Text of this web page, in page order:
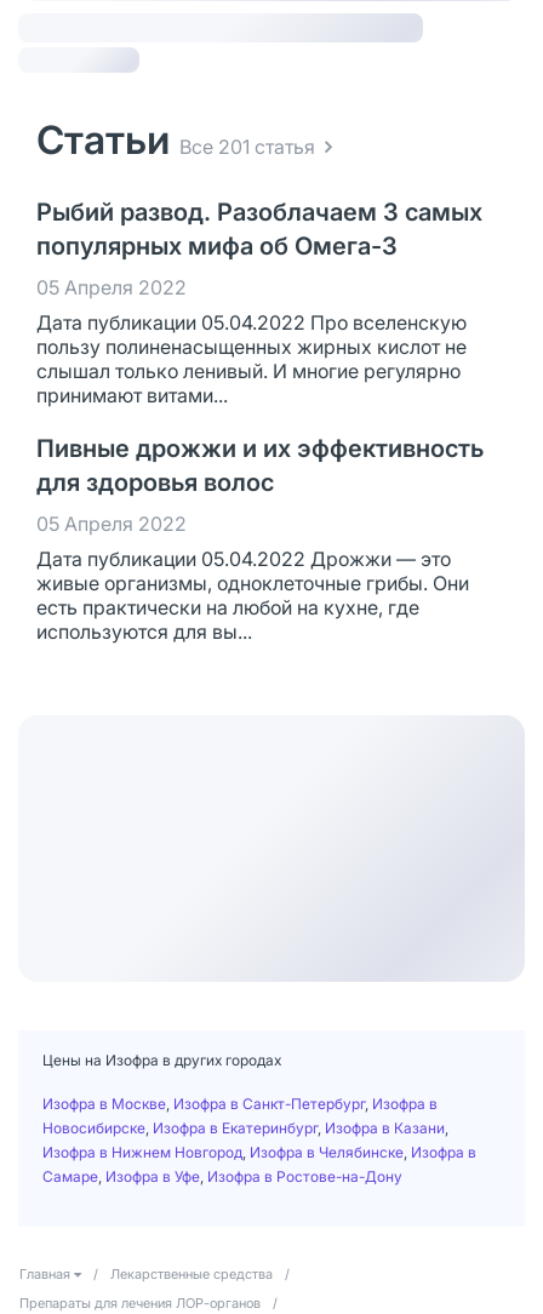
Статьи Все 201 статья
Рыбий развод. Разоблачаем 3 самых
популярных мифа об Омега-3
05 Апреля 2022
Дата публикации 05.04.2022 Про вселенскую
пользу полиненасыщенных жирных кислот не
слышал только ленивый. И многие регулярно
принимают витами...
Пивные дрожжи и их эффективность
для здоровья волос
05 Апреля 2022
Дата публикации 05.04.2022 Дрожжи — это
живые организмы, одноклеточные грибы. Они
есть практически на любой на кухне, где
используются для вы...
Цены на Изофра в других городах
Изофра в Москве Изофра в Санкт-Петербург, Изофра в
Новосибирске Изофра в Екатеринбург, Изофра в Казани
Изофра в Нижнем Новгород Изофра в Челябинске Изофра в
Самаре Изофра в Уфе Изофра в Ростове-на-Дону
Главная / Лекарственные средства
/
Препараты для лечения ЛОР-органов
/